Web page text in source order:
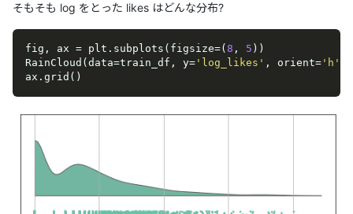
そもそも log をとった likes はどんな分布?
fig, ax = plt.subplots(figsize=( 8 , 5 ))
RainCloud(data=train_df, y= 'log_likes' , orient= 'h'
ax.grid()